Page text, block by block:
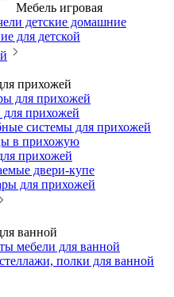
Мебель игровая
детские домашние
для детской
прихожей
для прихожей
прихожей
системы для прихожей
в прихожую
прихожей
двери-купе
для прихожей
ванной
мебели для ванной
полки для ванной